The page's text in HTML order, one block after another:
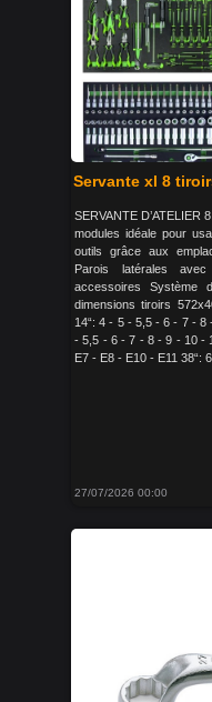
Servante xl 8
SERVANTE D’ATELIER
modules idéale pour
outils grâce aux
Parois latérales
accessoires Système
dimensions tiroirs
14“: 4 - 5 - 5,5 - 6 - 7 - 8
- 5,5 - 6 - 7 - 8 - 9 - 10 -
E7 - E8 - E10 - E11 38“:
27/07/2026 00:00